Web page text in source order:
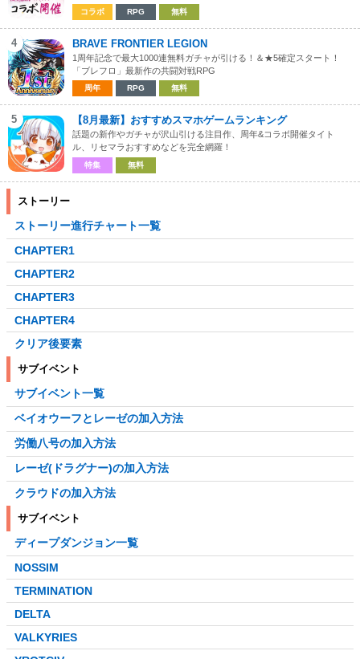
コラボ RPG 無料
4 BRAVE FRONTIER LEGION
1周年記念で最大1000連無料ガチャが引ける！＆★5確定スタート！
「ブレフロ」最新作の共闘対戦RPG
周年 RPG 無料
5 【8月最新】おすすめスマホゲームランキング
話題の新作やガチャが沢山引ける注目作、周年&コラボ開催タイト
ル、リセマラおすすめなどを完全網羅！
特集 無料
ストーリー
ストーリー進行チャート一覧
CHAPTER1
CHAPTER2
CHAPTER3
CHAPTER4
クリア後要素
サブイベント
サブイベント一覧
ベイオウーフとレーゼの加入方法
労働八号の加入方法
レーゼ(ドラグナー)の加入方法
クラウドの加入方法
サブイベント
ディープダンジョン一覧
NOSSIM
TERMINATION
DELTA
VALKYRIES